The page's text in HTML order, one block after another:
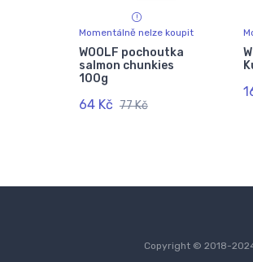
Momentálně nelze koupit
WOOLF pochoutka
salmon chunkies
100g
64 Kč 77 Kč
Copyright © 2018-